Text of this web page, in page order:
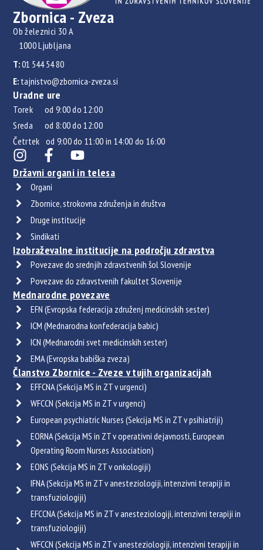
Zbornica - Zveza
Ob železnici 30 A
1000 Ljubljana
T:01 544 54 80
E: tajnistvo@zbornica-zveza.si
Uradne ure
Torek od 9:00 do 12:00
Sreda od 8:00 do 12:00
Četrtek od 9:00 do 11:00 in 14:00 do 16:00
Državni organi in telesa
Organi
Zbornice, strokovna združenja in društva
Druge institucije
Sindikati
Izobraževalne institucije na področju zdravstva
Povezave do srednjih zdravstvenih šol Slovenije
Povezave do zdravstvenih fakultet Slovenije
Mednarodne povezave
EFN (Evropska federacija združenj medicinskih sester)
ICM (Mednarodna konfederacija babic)
ICN (Mednarodni svet medicinskih sester)
EMA (Evropska babiška zveza)
Članstvo Zbornice - Zveze v tujih organizacijah
EFFCNA (Sekcija MS in ZT v urgenci)
WFCCN (Sekcija MS in ZT v urgenci)
European psychiatric Nurses (Sekcija MS in ZT v psihiatriji)
EORNA (Sekcija MS in ZT v operativni dejavnosti, European
Operating Room Nurses Association)
EONS (Sekcija MS in ZT v onkologiji)
IFNA (Sekcija MS in ZT v anesteziologiji, intenzivni terapiji in
transfuziologiji)
EFCCNA (Sekcija MS in ZT v anesteziologiji, intenzivni terapiji in
transfuziologiji)
WFCCN (Sekcija MS in ZT v anesteziologiji, intenzivni terapiji in